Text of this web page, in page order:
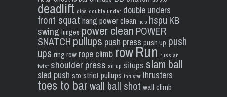
deadlift dips double under double unders
front squat hang power clean hero hspu KB
swing lunges power clean POWER
SNATCH pullups push press push up push
ups ring row rope climb rowRun russian
twist shoulder press sit up situps slam ball
sled push sto strict pullups thruster thrusters
toes to barwall ball shot wall climb